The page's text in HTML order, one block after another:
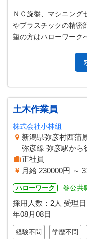
ＮＣ旋盤、マシニング
やプラスチックの精密
望の方はハローワーク
土木作業員
株式会社小林組
新潟県弥彦村西蒲
弥彦線 弥彦駅から
正社員
月給 230000円 ～
ハローワーク 巻公共
採用人数：2人 受理日
年08月08日
経験不問 学歴不問